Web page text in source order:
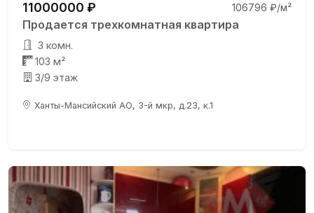
11000000 ₽ 106796 ₽/м²
Продается трехкомнатная квартира
3 комн.
103 м²
3/9 этаж
Ханты-Мансийский АО, 3-й мкр, д.23, к.1